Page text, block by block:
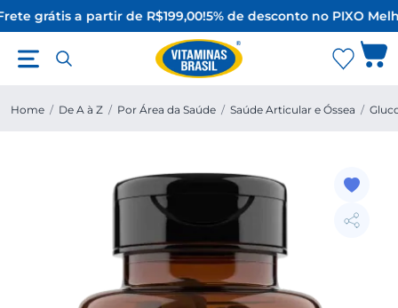
grátis a partir de R$199,00!5% de desconto no PIXO
Home / De A à Z / Por Área da Saúde / Saúde Articular e Óssea /